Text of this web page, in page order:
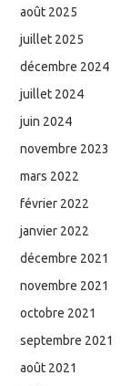
août 2025
juillet 2025
décembre 2024
juillet 2024
juin 2024
novembre 2023
mars 2022
février 2022
janvier 2022
décembre 2021
novembre 2021
octobre 2021
septembre 2021
août 2021